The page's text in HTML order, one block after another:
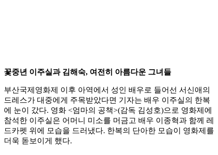
꽃중년 이주실과 김해숙, 여전히 아름다운 그녀들
부산국제영화제 이후 아역에서 성인 배우로 들어선 서신애의
드레스가 대중에게 주목받았다면 기자는 배우 이주실의 한복
에 눈이 갔다. 영화 <엄마의 공책>(감독 김성호)으로 영화제에
참석한 이주실은 어머니 미소를 머금고 배우 이종혁과 함께 레
드카펫 위에 모습을 드러냈다. 한복의 단아한 모습이 영화제를
더욱 돋보이게 했다.